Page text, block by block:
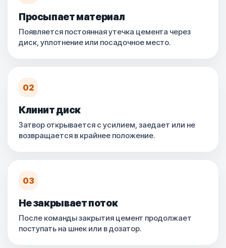
Просыпает материал
Появляется постоянная утечка цемента через
диск, уплотнение или посадочное место.
02
Клинит диск
Затвор открывается с усилием, заедает или не
возвращается в крайнее положение.
03
Не закрывает поток
После команды закрытия цемент продолжает
поступать на шнек или в дозатор.